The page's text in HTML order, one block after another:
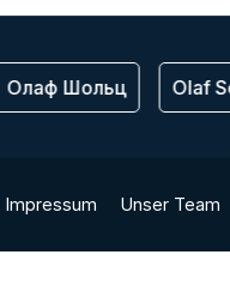
Олаф Шольц Olaf
Impressum Unser Team